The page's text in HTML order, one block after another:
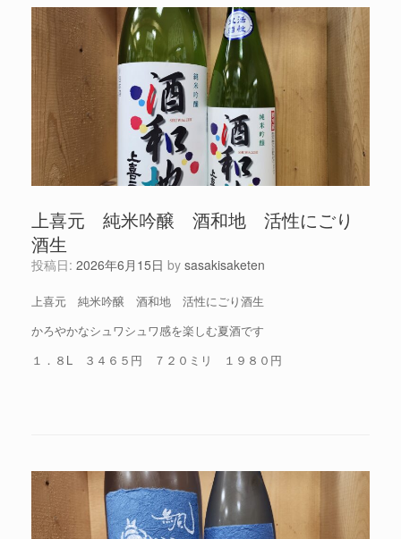
上喜元 純米吟醸 酒和地 活性にごり
酒生
投稿日: 2026年6月15日 by sasakisaketen
上喜元 純米吟醸 酒和地 活性にごり酒生
かろやかなシュワシュワ感を楽しむ夏酒です
１．８L ３４６５円 ７２０ミリ １９８０円